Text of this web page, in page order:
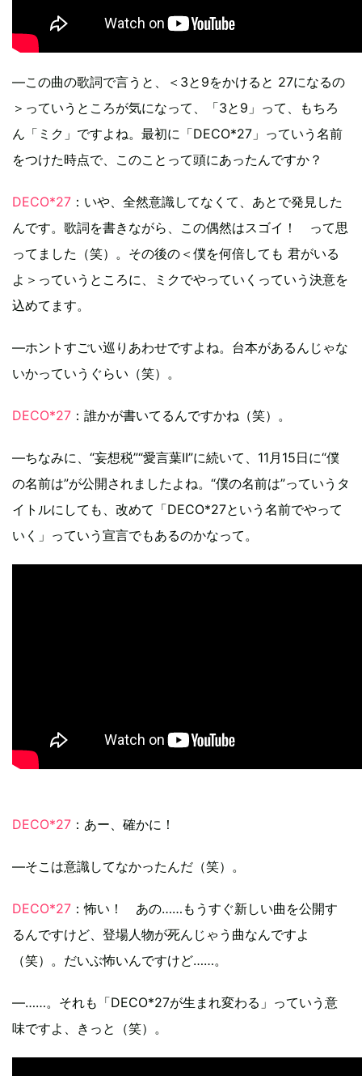
―この曲の歌詞で言うと、＜3と9をかけると 27になるの
＞っていうところが気になって、「3と9」って、もちろ
ん「ミク」ですよね。最初に「DECO*27」っていう名前
をつけた時点で、このことって頭にあったんですか？
DECO*27 ：いや、全然意識してなくて、あとで発見した
んです。歌詞を書きながら、この偶然はスゴイ！ って思
ってました（笑）。その後の＜僕を何倍しても 君がいる
よ＞っていうところに、ミクでやっていくっていう決意を
込めてます。
―ホントすごい巡りあわせですよね。台本があるんじゃな
いかっていうぐらい（笑）。
DECO*27 ：誰かが書いてるんですかね（笑）。
―ちなみに、“妄想税”“愛言葉II”に続いて、11月15日に“僕
の名前は”が公開されましたよね。“僕の名前は”っていうタ
イトルにしても、改めて「DECO*27という名前でやって
いく」っていう宣言でもあるのかなって。
DECO*27 ：あー、確かに！
―そこは意識してなかったんだ（笑）。
DECO*27 ：怖い！ あの……もうすぐ新しい曲を公開す
るんですけど、登場人物が死んじゃう曲なんですよ
（笑）。だいぶ怖いんですけど……。
―……。それも「DECO*27が生まれ変わる」っていう意
味ですよ、きっと（笑）。